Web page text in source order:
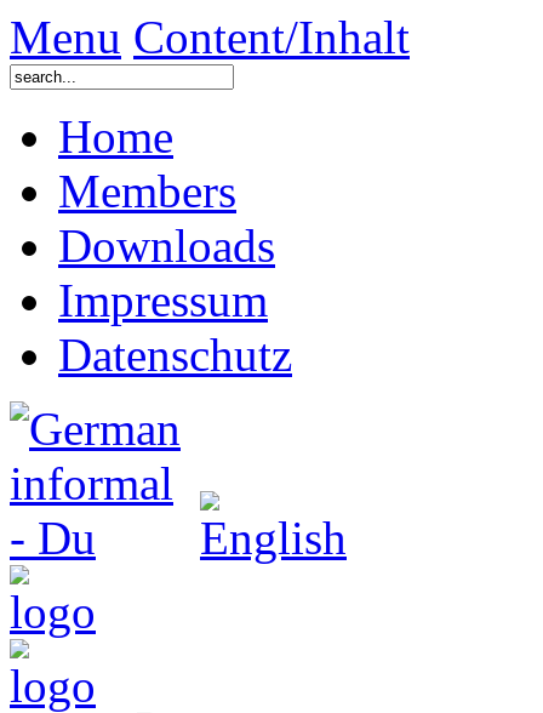
Menu Content/Inhalt
Home
Members
Downloads
Impressum
Datenschutz